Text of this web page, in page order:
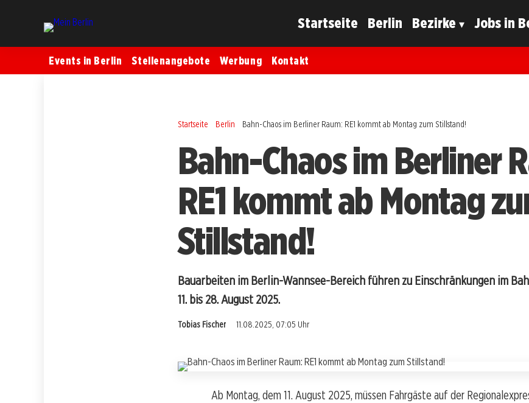
Startseite Berlin Bezirke Jobs in
Events in Berlin Stellenangebote Werbung Kontakt
Startseite Berlin Bahn-Chaos im Berliner Raum: RE1 kommt ab Montag zum Stillstand!
Bahn-Chaos im Berliner
RE1 kommt ab Montag
Stillstand!
Bauarbeiten im Berlin-Wannsee-Bereich führen zu Einschränkungen im
11. bis 28. August 2025.
Tobias Fischer 11.08.2025, 07:05 Uhr
Ab Montag, dem 11. August 2025, müssen Fahrgäste auf der